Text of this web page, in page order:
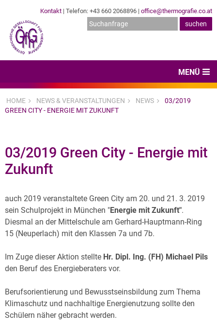
Kontakt | Telefon: +43 660 2068896 | office@thermografie.co.at
MENÜ
News & Veranstaltungen
Dienstleister
Hard- & Software
Expertenwissen & Normen
Archiv
Über uns
HOME NEWS & VERANSTALTUNGEN NEWS
03/2019
GREEN CITY - ENERGIE MIT ZUKUNFT
03/2019 Green City - Energie mit
Zukunft
auch 2019 veranstaltete Green City am 20. und 21. 3. 2019
sein Schulprojekt in München "Energie mit Zukunft".
Diesmal an der Mittelschule am Gerhard-Hauptmann-Ring
15 (Neuperlach) mit den Klassen 7a und 7b.
Im Zuge dieser Aktion stellte Hr. Dipl. Ing. (FH) Michael Pils
den Beruf des Energieberaters vor.
Berufsorientierung und Bewusstseinsbildung zum Thema
Klimaschutz und nachhaltige Energienutzung sollte den
Schülern näher gebracht werden.